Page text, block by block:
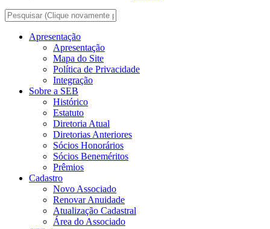
Apresentação
Apresentação
Mapa do Site
Política de Privacidade
Integração
Sobre a SEB
Histórico
Estatuto
Diretoria Atual
Diretorias Anteriores
Sócios Honorários
Sócios Beneméritos
Prêmios
Cadastro
Novo Associado
Renovar Anuidade
Atualização Cadastral
Área do Associado